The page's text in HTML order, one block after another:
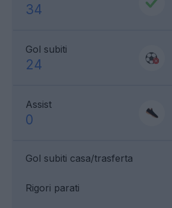
34
Gol subiti
24
Assist
0
Gol subiti casa/trasferta
Rigori parati